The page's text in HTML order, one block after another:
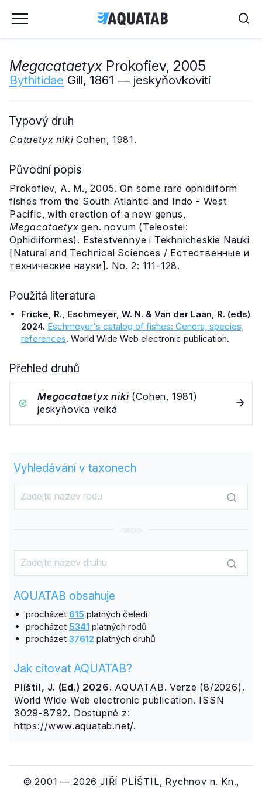
Megacataetyx Prokofiev, 2005
Bythitidae Gill, 1861 ― jeskyňovkovití
Typový druh
Cataetyx niki Cohen, 1981.
Původní popis
Prokofiev, A. M., 2005. On some rare ophidiiform
fishes from the South Atlantic and Indo - West
Pacific, with erection of a new genus,
Megacataetyx gen. novum (Teleostei:
Ophidiiformes). Estestvennye i Tekhnicheskie Nauki
[Natural and Technical Sciences / Естественные и
технические науки]. No. 2: 111-128.
Použitá literatura
Fricke, R., Eschmeyer, W. N. & Van der Laan, R. (eds)
2024. Eschmeyer's catalog of fishes: Genera, species,
references. World Wide Web electronic publication.
Přehled druhů
Megacataetyx niki(Cohen, 1981)
jeskyňovka velká
Vyhledávání v taxonech
nebo
AQUATAB obsahuje
procházet 615 platných čeledí
procházet 5341 platných rodů
procházet 37612 platných druhů
Jak citovat AQUATAB?
Plíštil, J. (Ed.) 2026. AQUATAB. Verze (8/2026).
World Wide Web electronic publication. ISSN
3029-8792. Dostupné z:
https://www.aquatab.net/.
© 2001 — 2026 JIŘÍ PLÍŠTIL, Rychnov n. Kn.,